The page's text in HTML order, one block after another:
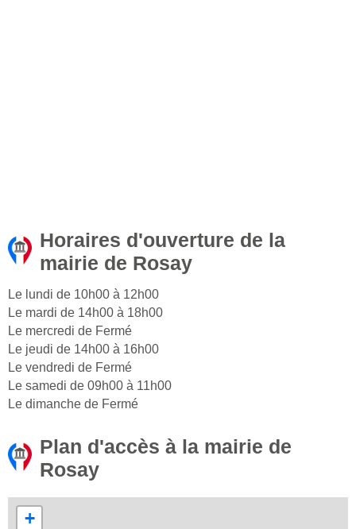
Horaires d'ouverture de la
mairie de Rosay
Le lundi de 10h00 à 12h00
Le mardi de 14h00 à 18h00
Le mercredi de Fermé
Le jeudi de 14h00 à 16h00
Le vendredi de Fermé
Le samedi de 09h00 à 11h00
Le dimanche de Fermé
Plan d'accès à la mairie de
Rosay
+